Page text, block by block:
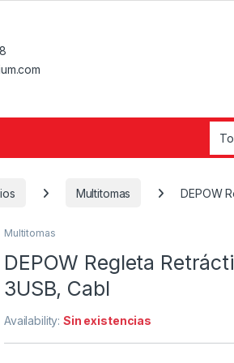
Multitomas DEPOW
Multitomas
DEPOW Regleta
3USB, Cabl
Availability:Sin existencias